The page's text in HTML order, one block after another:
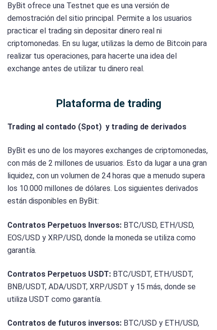
ByBit ofrece una Testnet que es una versión de
demostración del sitio principal. Permite a los usuarios
practicar el trading sin depositar dinero real ni
criptomonedas. En su lugar, utilizas la demo de Bitcoin para
realizar tus operaciones, para hacerte una idea del
exchange antes de utilizar tu dinero real.
Plataforma de trading
Trading al contado (Spot) y trading de derivados
ByBit es uno de los mayores exchanges de criptomonedas,
con más de 2 millones de usuarios. Esto da lugar a una gran
liquidez, con un volumen de 24 horas que a menudo supera
los 10.000 millones de dólares. Los siguientes derivados
están disponibles en ByBit:
Contratos Perpetuos Inversos: BTC/USD, ETH/USD,
EOS/USD y XRP/USD, donde la moneda se utiliza como
garantía.
Contratos Perpetuos USDT: BTC/USDT, ETH/USDT,
BNB/USDT, ADA/USDT, XRP/USDT y 15 más, donde se
utiliza USDT como garantía.
Contratos de futuros inversos: BTC/USD y ETH/USD,